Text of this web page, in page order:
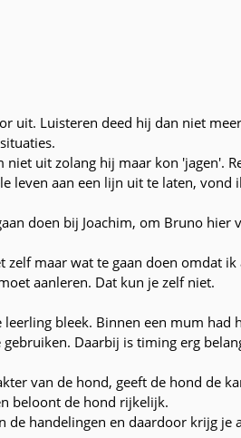
uit. Luisteren deed hij dan niet
uit zolang hij maar kon 'jagen'.
leven aan een lijn uit te laten, vond
doen bij Joachim, om Bruno hier
maar wat te gaan doen omdat
aanleren. Dat kun je zelf niet.
leerling bleek. Binnen een mum had
Daarbij is timing erg
van de hond, geeft de hond de
beloont de hond rijkelijk.
handelingen en daardoor krijg je